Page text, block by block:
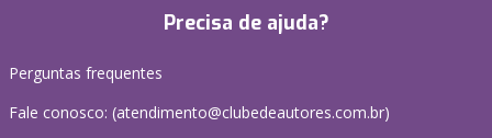
Precisa de ajuda?
Perguntas frequentes
Fale conosco: (atendimento@clubedeautores.com.br)